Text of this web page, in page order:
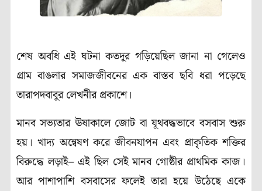
শেষ অবধি এই ঘটনা কতদূর গড়িয়েছিল জানা না গেলেও
গ্রাম বাঙলার সমাজজীবনের এক বাস্তব ছবি ধরা পড়েছে
তারাপদবাবুর লেখনীর প্রকাশে।
মানব সভ্যতার ঊষাকালে জোট বা যূথবদ্ধভাবে বসবাস শুরু
হয়। খাদ্য অন্বেষণ করে জীবনযাপন এবং প্রাকৃতিক শক্তির
বিরুদ্ধে লড়াই– এই ছিল সেই মানব গোষ্ঠীর প্রাথমিক কাজ।
আর পাশাপাশি বসবাসের ফলেই তারা হয়ে উঠেছে একে